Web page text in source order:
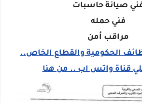
صيانة حاسبات
فني حمله
مراقب أمن
الحكومية والقطاع الخاص..
قناة واتس اب .. من هنا